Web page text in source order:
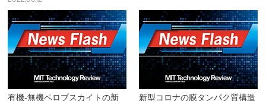
有機-無機ペロブスカイトの新 新型コロナの膜タンパク質構造